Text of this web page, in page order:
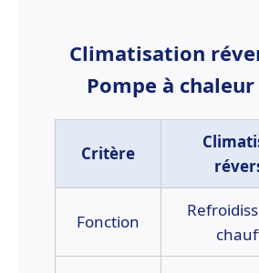
Climatisation
Pompe à
Critère
Fonction